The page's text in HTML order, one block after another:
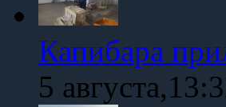
Капибара
5